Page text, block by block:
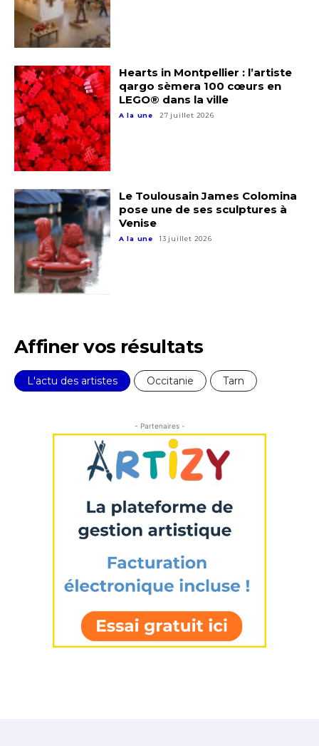
Hearts in Montpellier : l’artiste
qargo sèmera 100 cœurs en
LEGO® dans la ville
A la une 27 juillet 2026
Le Toulousain James Colomina
pose une de ses sculptures à
Venise
A la une 13 juillet 2026
Affiner vos résultats
L'actu des artistes Occitanie Tarn
- Partenaires -